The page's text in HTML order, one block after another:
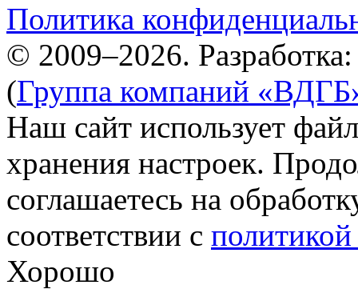
Политика
© 2009–2026.
(Группа компаний
Наш сайт использует
хранения настроек.
соглашаетесь на
соответствии с
Хорошо